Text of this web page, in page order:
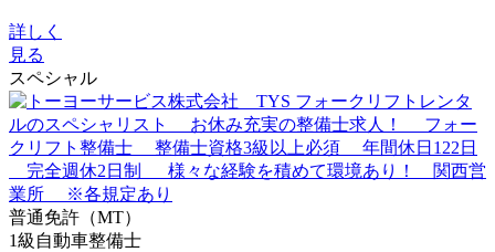
詳しく
見る
スペシャル
普通免許（MT）
1級自動車整備士